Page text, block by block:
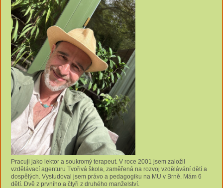
Pracuji jako lektor a soukromý terapeut. V roce 2001 jsem založil
vzdělávací agenturu Tvořivá škola, zaměřená na rozvoj vzdělávání dětí a
dospělých. Vystudoval jsem právo a pedagogiku na MU v Brně. Mám 6
dětí. Dvě z prvního a čtyři z druhého manželství.